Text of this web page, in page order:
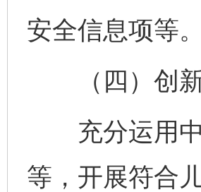
安全信息项等。
（四）创新
充分运用中
等，开展符合